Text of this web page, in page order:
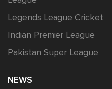
Legends League Cricket
Indian Premier League
Pakistan Super League
NEWS